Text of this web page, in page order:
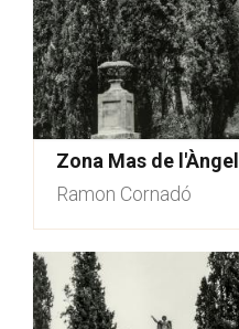
Zona Mas de l'Àngel
Ramon Cornadó